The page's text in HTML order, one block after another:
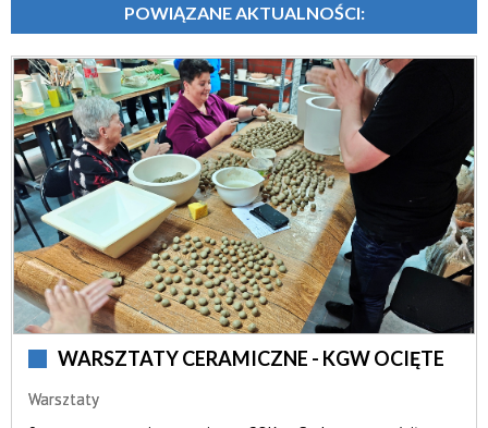
POWIĄZANE AKTUALNOŚCI:
WARSZTATY CERAMICZNE - KGW OCIĘTE
Warsztaty